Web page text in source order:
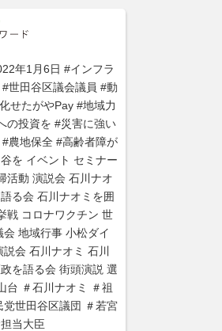
年1月6日 #インフラ
#世田谷区議会議員 #動
せたがやPay #地域力
の投資を #災害に強い
#農地保全 #高齢者障が
を イベント セミナー
活動 演説会 石川ナオ
る会 石川ナオミを囲
戦 コロナワクチン 世
会 地域行事 小松ダイ
説会 石川ナオミ 石川
を語る会 街頭演説 選
台 ＃石川ナオミ
＃祖
党世田谷区議団 ＃若宮
当大臣